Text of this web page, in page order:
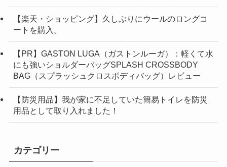
【楽天・ショッピング】久しぶりにウールのロングコ
ートを購入。
【PR】GASTON LUGA（ガストンルーガ）：軽くて水
にも強いショルダーバッグSPLASH CROSSBODY
BAG（スプラッシュクロスボディバッグ）レビュー
【防災用品】我が家に不足していた簡易トイレを防災
用品として取り入れました！
カテゴリー